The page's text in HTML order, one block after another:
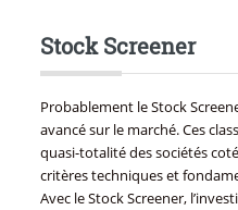
Stock Screener
Probablement le Stock
avancé sur le marché. Ces
quasi-totalité des sociétés
critères techniques et
Avec le Stock Screener,